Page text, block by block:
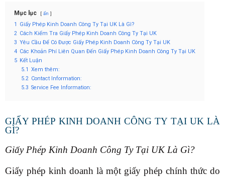
Mục lục ẩn
1
Giấy Phép Kinh Doanh Công Ty Tại UK Là Gì?
2 Cách Kiểm Tra Giấy Phép Kinh Doanh Công Ty Tại UK
3 Yêu Cầu Để Có Được Giấy Phép Kinh Doanh Công Ty Tại UK
4 Các Khoản Phí Liên Quan Đến Giấy Phép Kinh Doanh Công Ty Tại UK
5 Kết Luận
5.1 Xem thêm:
5.2 Contact Information:
5.3 Service Fee Information:
GIẤY PHÉP KINH DOANH CÔNG TY TẠI UK LÀ
GÌ?
Giấy Phép Kinh Doanh Công Ty Tại UK Là Gì?
Giấy phép kinh doanh là một giấy phép chính thức do